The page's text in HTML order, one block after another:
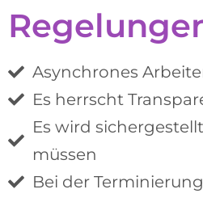
Asynchrones
Es herrscht
Es wird
müssen
Bei der